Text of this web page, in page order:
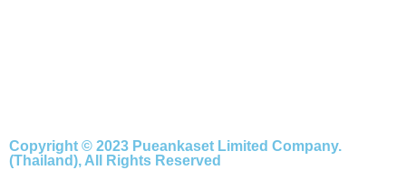
Copyright © 2023 Pueankaset Limited Company.
(Thailand), All Rights Reserved